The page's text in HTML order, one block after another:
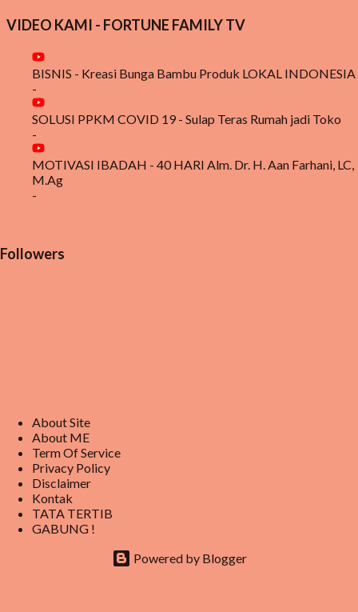
VIDEO KAMI - FORTUNE FAMILY TV
BISNIS - Kreasi Bunga Bambu Produk LOKAL INDONESIA
-
SOLUSI PPKM COVID 19 - Sulap Teras Rumah jadi Toko
-
MOTIVASI IBADAH - 40 HARI Alm. Dr. H. Aan Farhani, LC,
M.Ag
-
Followers
About Site
About ME
Term Of Service
Privacy Policy
Disclaimer
Kontak
TATA TERTIB
GABUNG !
Powered by Blogger